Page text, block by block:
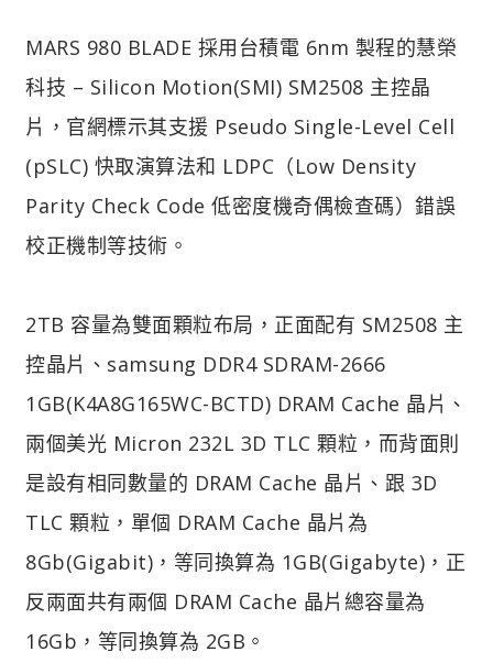
MARS 980 BLADE 採用台積電 6nm 製程的慧榮
科技 – Silicon Motion(SMI) SM2508 主控晶
片，官網標示其支援 Pseudo Single-Level Cell
(pSLC) 快取演算法和 LDPC（Low Density
Parity Check Code 低密度機奇偶檢查碼）錯誤
校正機制等技術。
2TB 容量為雙面顆粒布局，正面配有 SM2508 主
控晶片、samsung DDR4 SDRAM-2666
1GB(K4A8G165WC-BCTD) DRAM Cache 晶片、
兩個美光 Micron 232L 3D TLC 顆粒，而背面則
是設有相同數量的 DRAM Cache 晶片、跟 3D
TLC 顆粒，單個 DRAM Cache 晶片為
8Gb(Gigabit)，等同換算為 1GB(Gigabyte)，正
反兩面共有兩個 DRAM Cache 晶片總容量為
16Gb，等同換算為 2GB。